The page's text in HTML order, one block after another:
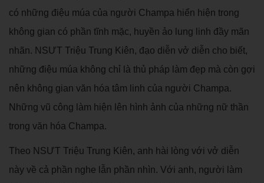
có những điệu múa của người Champa hiển hiện trong
không gian có phần tĩnh mặc, huyền ảo lung linh đầy mãn
nhãn. NSƯT Triệu Trung Kiên, đạo diễn vở diễn cho biết,
những điệu múa không chỉ là thủ pháp làm đẹp mà còn gợi
nên không gian văn hóa tâm linh của người Champa.
Những vũ công làm hiện lên hình ảnh của những nữ thần
trong văn hóa Champa.
Theo NSƯT Triệu Trung Kiên, anh hài lòng với vở diễn
này về cả phần nghe lẫn phần nhìn. Với anh, người làm